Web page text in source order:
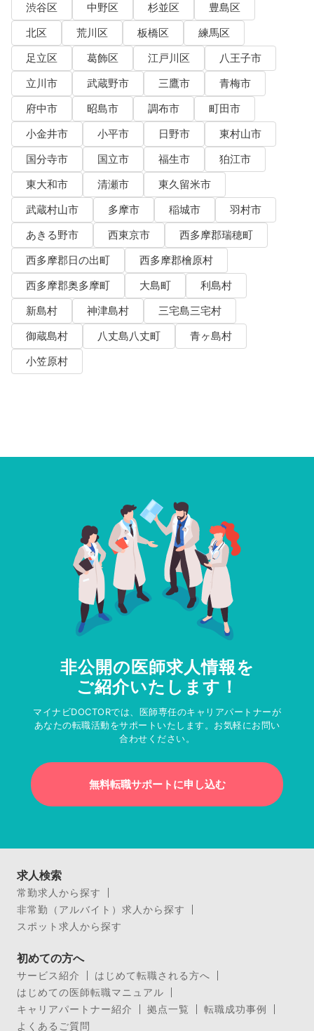
渋谷区
中野区 杉並区
豊島区
北区
荒川区 板橋区
練馬区
足立区
葛飾区 江戸川区
八王子市
立川市
武蔵野市 三鷹市
青梅市
府中市
昭島市 調布市
町田市
小金井市
小平市 日野市
東村山市
国分寺市
国立市 福生市
狛江市
東大和市
清瀬市
東久留米市
武蔵村山市
多摩市 稲城市
羽村市
あきる野市
西東京市
西多摩郡瑞穂町
西多摩郡日の出町
西多摩郡檜原村
西多摩郡奥多摩町
大島町
利島村
新島村
神津島村
三宅島三宅村
御蔵島村
八丈島八丈町
青ヶ島村
小笠原村
非公開の医師求人情報を
ご紹介いたします！
マイナビDOCTORでは、医師専任のキャリアパートナーが
あなたの転職活動をサポートいたします。お気軽にお問い
合わせください。
無料転職サポートに申し込む
求人検索
常勤求人から探す
非常勤（アルバイト）求人から探す
スポット求人から探す
初めての方へ
サービス紹介
はじめて転職される方へ
はじめての医師転職マニュアル
キャリアパートナー紹介
拠点一覧
転職成功事例
よくあるご質問